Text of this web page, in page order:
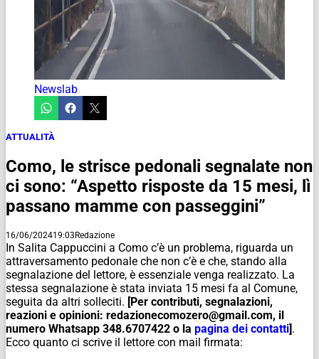
Newslab
ATTUALITÀ
Como, le strisce pedonali segnalate non
ci sono: “Aspetto risposte da 15 mesi, lì
passano mamme con passeggini”
16/06/202419:03Redazione
In Salita Cappuccini a Como c’è un problema, riguarda un
attraversamento pedonale che non c’è e che, stando alla
segnalazione del lettore, è essenziale venga realizzato. La
stessa segnalazione è stata inviata 15 mesi fa al Comune,
seguita da altri solleciti. [Per contributi, segnalazioni,
reazioni e opinioni: redazionecomozero@gmail.com, il
numero Whatsapp 348.6707422 o la pagina dei contatti].
Ecco quanto ci scrive il lettore con mail firmata: